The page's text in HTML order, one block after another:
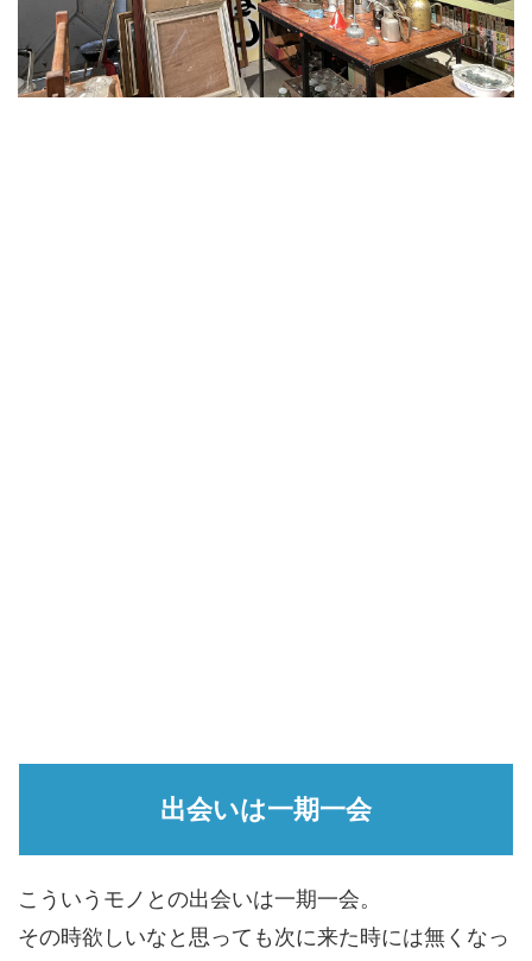
出会いは一期一会
こういうモノとの出会いは一期一会。
その時欲しいなと思っても次に来た時には無くなっ